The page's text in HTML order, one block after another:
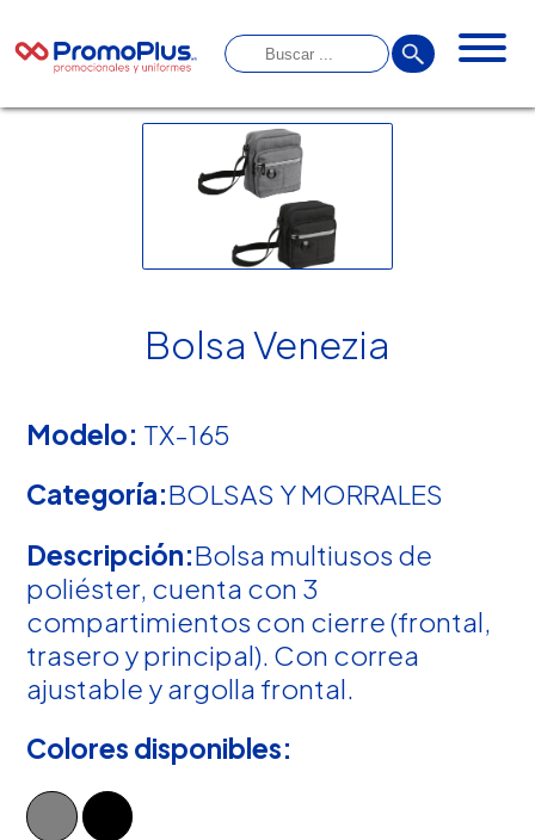
Bolsa Venezia
Modelo: TX-165
Categoría:BOLSAS Y MORRALES
Descripción:Bolsa multiusos de
poliéster, cuenta con 3
compartimientos con cierre (frontal,
trasero y principal). Con correa
ajustable y argolla frontal.
Colores disponibles: